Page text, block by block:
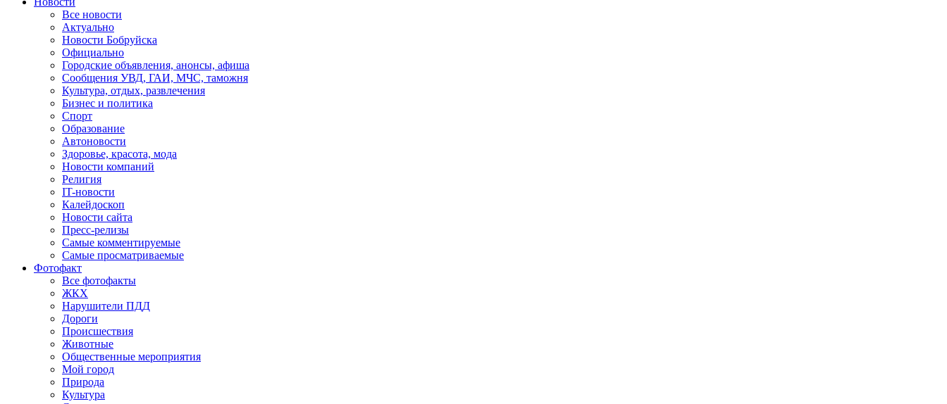
Все новости
Актуально
Новости Бобруйска
Официально
Городские объявления, анонсы, афиша
Сообщения УВД, ГАИ, МЧС, таможня
Культура, отдых, развлечения
Бизнес и политика
Спорт
Образование
Автоновости
Здоровье, красота, мода
Новости компаний
Религия
IT-новости
Калейдоскоп
Новости сайта
Пресс-релизы
Самые комментируемые
Самые просматриваемые
Фотофакт
Все фотофакты
ЖКХ
Нарушители ПДД
Дороги
Происшествия
Животные
Общественные мероприятия
Мой город
Природа
Культура